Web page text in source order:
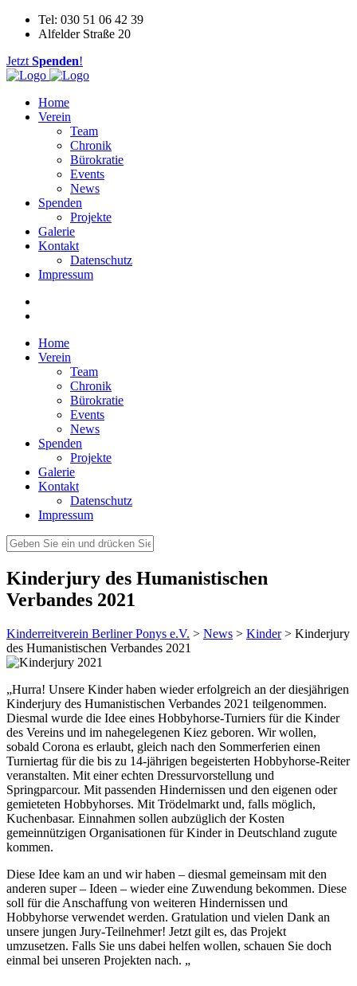
Tel: 030 51 06 42 39
Alfelder Straße 20
Jetzt Spenden!
Home
Verein
Team
Chronik
Bürokratie
Events
News
Spenden
Projekte
Galerie
Kontakt
Datenschutz
Impressum
Home
Verein
Team
Chronik
Bürokratie
Events
News
Spenden
Projekte
Galerie
Kontakt
Datenschutz
Impressum
Kinderjury des Humanistischen
Verbandes 2021
Kinderreitverein Berliner Ponys e.V. > News > Kinder> Kinderjury
des Humanistischen Verbandes 2021
„Hurra! Unsere Kinder haben wieder erfolgreich an der diesjährigen
Kinderjury des Humanistischen Verbandes 2021 teilgenommen.
Diesmal wurde die Idee eines Hobbyhorse-Turniers für die Kinder
des Vereins und im nahegelegenen Kiez geboren. Wir wollen,
sobald Corona es erlaubt, gleich nach den Sommerferien einen
Turniertag für die bis zu 14-jährigen begeisterten Hobbyhorse-Reiter
veranstalten. Mit einer echten Dressurvorstellung und
Springparcour. Mit passenden Hindernissen und den eigenen oder
gemieteten Hobbyhorses. Mit Trödelmarkt und, falls möglich,
Kuchenbasar. Einnahmen sollen aubzüglich der Kosten
gemeinnützigen Organisationen für Kinder in Deutschland zugute
kommen.
Diese Idee kam an und wir haben – diesmal gemeinsam mit den
anderen super – Ideen – wieder eine Zuwendung bekommen. Diese
soll für die Anschaffung von weiteren Hindernissen und
Hobbyhorse verwendet werden. Gratulation und vielen Dank an
unsere jungen Jury-Teilnehmer! Jetzt gilt es, das Projekt
umzusetzen. Falls Sie uns dabei helfen wollen, schauen Sie doch
einmal bei unseren Projekten nach. „